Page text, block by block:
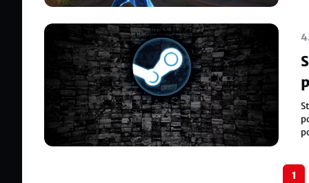
1